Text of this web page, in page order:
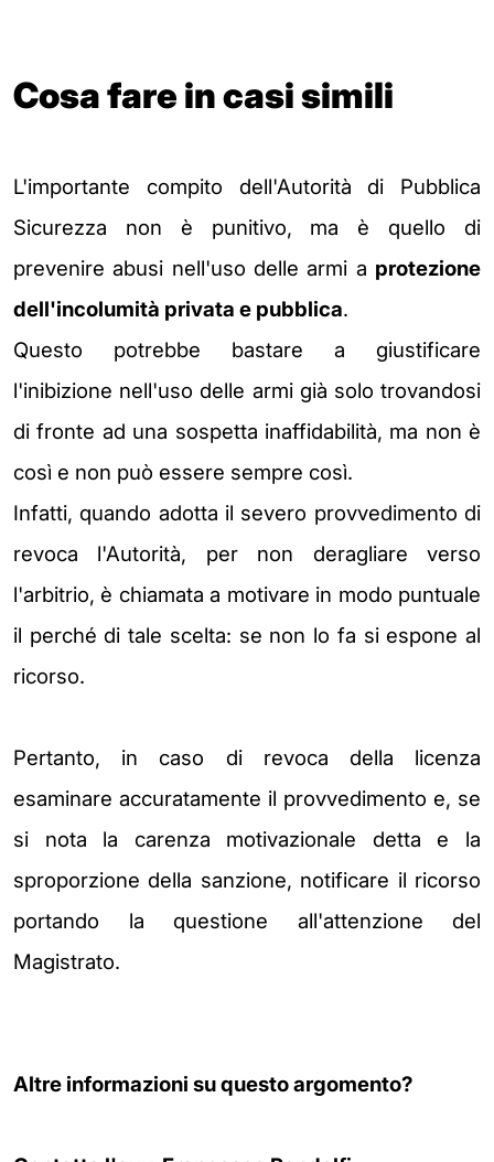
Cosa fare in casi simili
L'importante compito dell'Autorità di Pubblica
Sicurezza non è punitivo, ma è quello di
prevenire abusi nell'uso delle armi a protezione
dell'incolumità privata e pubblica.
Questo potrebbe bastare a giustificare
l'inibizione nell'uso delle armi già solo trovandosi
di fronte ad una sospetta inaffidabilità, ma non è
così e non può essere sempre così.
Infatti, quando adotta il severo provvedimento di
revoca l'Autorità, per non deragliare verso
l'arbitrio, è chiamata a motivare in modo puntuale
il perché di tale scelta: se non lo fa si espone al
ricorso.
Pertanto, in caso di revoca della licenza
esaminare accuratamente il provvedimento e, se
si nota la carenza motivazionale detta e la
sproporzione della sanzione, notificare il ricorso
portando la questione all'attenzione del
Magistrato.
Altre informazioni su questo argomento?